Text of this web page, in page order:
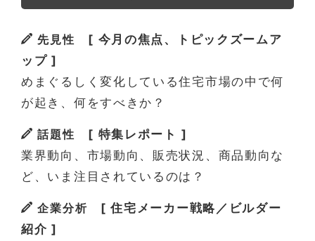
先見性 [ 今月の焦点、トピックズームア
ップ ]
めまぐるしく変化している住宅市場の中で何
が起き、何をすべきか？
話題性 [ 特集レポート ]
業界動向、市場動向、販売状況、商品動向な
ど、いま注目されているのは？
企業分析 [ 住宅メーカー戦略／ビルダー
紹介 ]